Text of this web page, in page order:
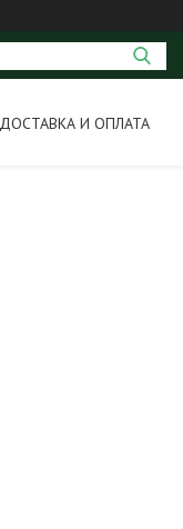
ДОСТАВКА И ОПЛАТА